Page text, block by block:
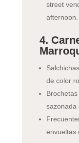
street
afternoon.
4.
de color
sazonada
envueltas